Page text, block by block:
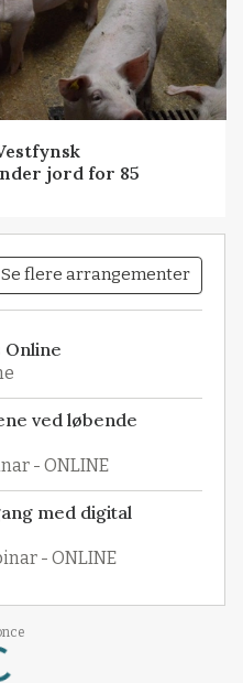
jord for 85
Se flere arrangementer
Online
ved løbende
- ONLINE
med digital
- ONLINE